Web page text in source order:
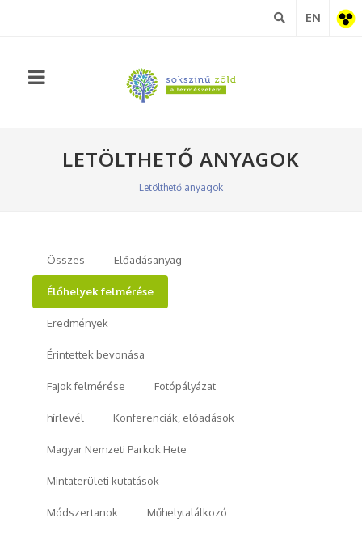
EN
LETÖLTHETŐ ANYAGOK
Letölthető anyagok
Összes Előadásanyag
Élőhelyek felmérése
Eredmények
Érintettek bevonása
Fajok felmérése Fotópályázat
hírlevél Konferenciák, előadások
Magyar Nemzeti Parkok Hete
Mintaterületi kutatások
Módszertanok Műhelytalálkozó